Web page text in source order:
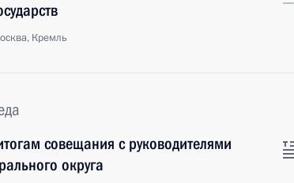
Кремль
совещания с руководителями
округа